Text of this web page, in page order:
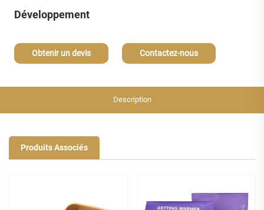
Développement
Obtenir un devis Contactez-nous
Description
Produits Associés